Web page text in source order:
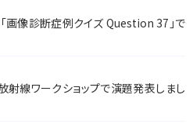
画像診断症例クイズ Question 37」で
線ワークショップで演題発表しまし